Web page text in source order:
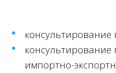
импортно-